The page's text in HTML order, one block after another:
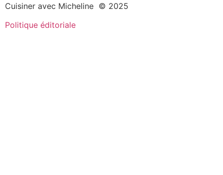
Cuisiner avec Micheline © 2025
Politique éditoriale